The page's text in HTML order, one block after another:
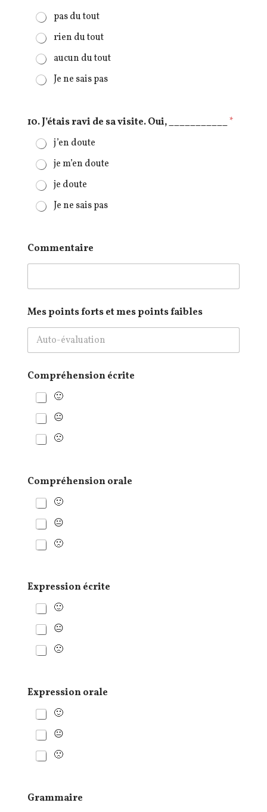
pas du tout
rien du tout
aucun du tout
Je ne sais pas
10. J’étais ravi de sa visite. Oui, ___________*
j’en doute
je m’en doute
je doute
Je ne sais pas
Commentaire
Mes points forts et mes points faibles
Compréhension écrite
🙂
😐
🙁
Compréhension orale
🙂
😐
🙁
Expression écrite
🙂
😐
🙁
Expression orale
🙂
😐
🙁
Grammaire